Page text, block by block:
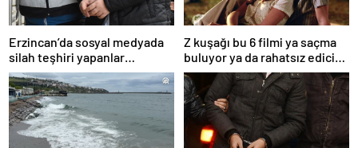
Erzincan’da sosyal medyada
silah teşhiri yapanlar
yakalandı
Z kuşağı bu 6 filmi ya saçma
buluyor ya da rahatsız edici
ve toksik!